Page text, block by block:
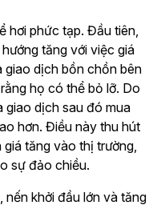
hơi phức tạp. Đầu tiên,
tăng với việc giá
giao dịch bồn chồn bên
họ có thể bỏ lỡ. Do
giao dịch sau đó mua
hơn. Điều này thu hút
tăng vào thị trường,
sự đảo chiều.
khởi đầu lớn và tăng